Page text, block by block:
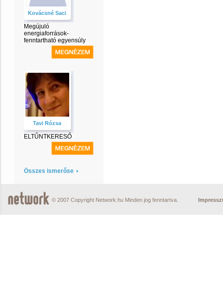
Kovácsné Saci
Megújuló
energiaforrások-
fenntartható egyensúly
Tavi Rózsa
ELTŰNTKERESŐ
Összes ismerőse
© 2007 Copyright Network.hu Minden jog fenntartva.